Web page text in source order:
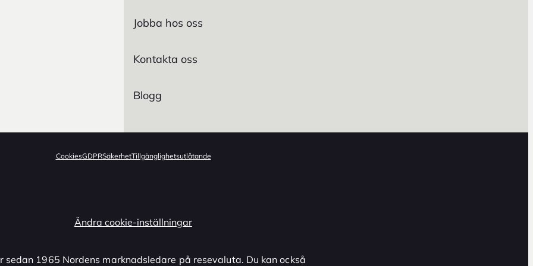
Jobba hos oss
Kontakta oss
Blogg
CookiesGDPRSäkerhetTillgänglighetsutlåtande
Ändra cookie-inställningar
sedan 1965 Nordens marknadsledare på resevaluta. Du kan också